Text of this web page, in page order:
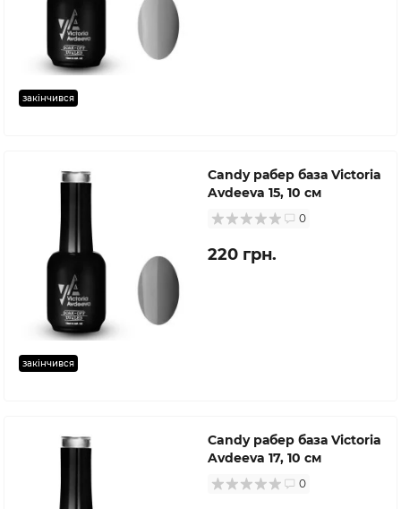
закінчився
закінчився
Candy рабер база Victoria
Avdeeva 15, 10 см
0
220 грн.
Candy рабер база Victoria
Avdeeva 17, 10 см
0